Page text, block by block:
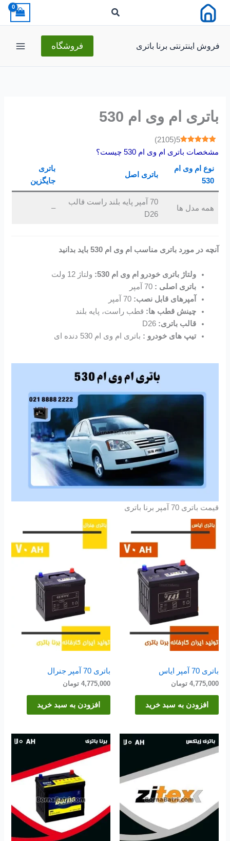
فروش اینترنتی برنا باتری فروشگاه
باتری ام وی ام 530
5
(
2105
)
مشخصات باتری ام وی ام 530 چیست؟
نوع ام وی ام
530
باتری اصل
باتری
جایگزین
همه مدل ها
70 آمپر پایه بلند راست قالب
D26
–
آنچه در مورد باتری مناسب ام وی ام 530 باید بدانید
ولتاژ باتری خودرو ام وی ام 530:
ولتاژ 12 ولت
باتری اصلی : 70 آمپر
آمپرهای قابل نصب: 70 آمپر
چینش قطب ها: قطب راست، پایه بلند
قالب باتری: D26
تیپ های خودرو : باتری ام وی ام 530 دنده ای
قیمت باتری 70 آمپر برنا باتری
باتری 70 آمپر ایاس
4,775,000 تومان
افزودن به سبد خرید
باتری 70 آمپر جنرال
4,775,000 تومان
افزودن به سبد خرید